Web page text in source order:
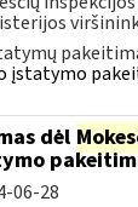
įstatymo
dėl
06-28